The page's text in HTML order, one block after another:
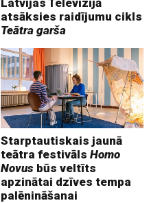
Latvijas Televīzijā
atsāksies raidījumu cikls
Teātra garša
Starptautiskais jaunā
teātra festivālsHomo
Novus būs veltīts
apzinātai dzīves tempa
palēnināšanai